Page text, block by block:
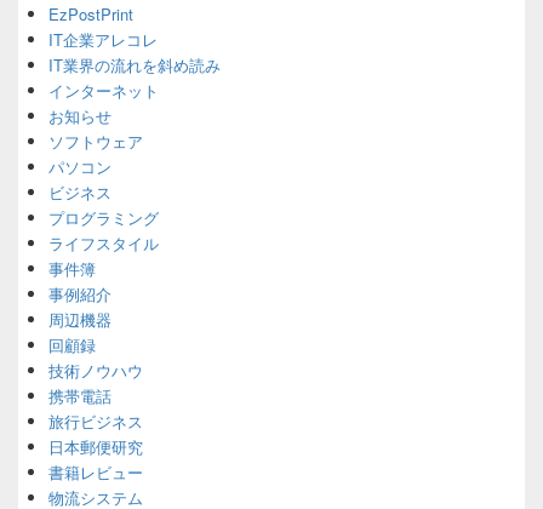
Sidebar
Widget
Area
EzPostPrint
IT企業アレコレ
IT業界の流れを斜め読み
インターネット
お知らせ
ソフトウェア
パソコン
ビジネス
プログラミング
ライフスタイル
事件簿
事例紹介
周辺機器
回顧録
技術ノウハウ
携帯電話
旅行ビジネス
日本郵便研究
書籍レビュー
物流システム